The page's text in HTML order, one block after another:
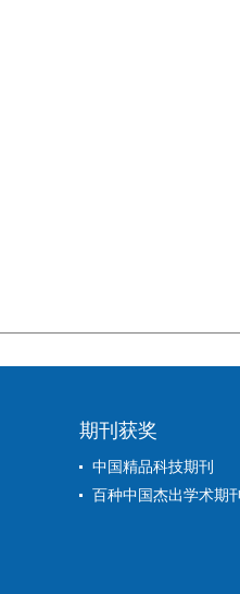
期刊获奖
中国精品科技期刊
百种中国杰出学术期